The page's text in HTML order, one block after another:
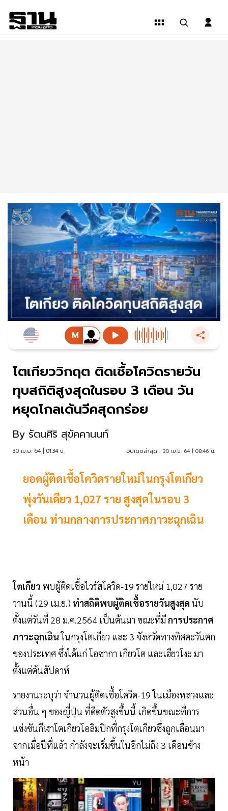
โตเกียววิกฤต ติดเชื้อโควิดรายวัน
ทุบสถิติสูงสุดในรอบ 3 เดือน วัน
หยุดโกลเด้นวีคสุดกร่อย
By รัตนศิริ สุขัคคานนท์
30 เม.ย. 64 | 01:34 น. อัปเดตล่าสุด : 30 เม.ย. 64 | 08:46 น.
ยอดผู้ติดเชื้อโควิดรายใหม่ในกรุงโตเกียว
พุ่งวันเดียว 1,027 ราย สูงสุดในรอบ 3
เดือน ท่ามกลางการประกาศภาวะฉุกเฉิน
โตเกียว พบผู้ติดเชื้อไวรัสโควิด-19 รายใหม่ 1,027 ราย
วานนี้ (29 เม.ย.) ทำสถิติพบผู้ติดเชื้อรายวันสูงสุด นับ
ตั้งแต่วันที่ 28 ม.ค.2564 เป็นต้นมา ขณะที่มีการประกาศ
ภาวะฉุกเฉินในกรุงโตเกียว และ 3 จังหวัดทางทิศตะวันตก
ของประเทศ ซึ่งได้แก่ โอซากา เกียวโต และเฮียวโงะ มา
ตั้งแต่ต้นสัปดาห์
รายงานระบุว่า จำนวนผู้ติดเชื้อโควิด-19 ในเมืองหลวงและ
ส่วนอื่น ๆ ของญี่ปุ่น ที่ดีดตัวสูงขึ้นนี้ เกิดขึ้นขณะที่การ
แข่งขันกีฬาโตเกียวโอลิมปิกที่กรุงโตเกียวซึ่งถูกเลื่อนมา
จากเมื่อปีที่แล้ว กำลังจะเริ่มขึ้นในอีกไม่ถึง 3 เดือนข้าง
หน้า